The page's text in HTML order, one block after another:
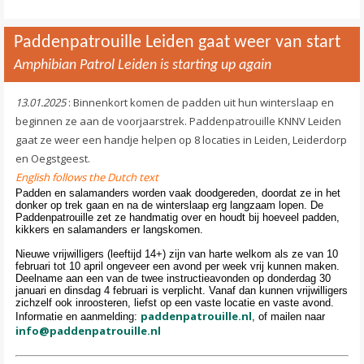
Paddenpatrouille Leiden gaat weer van start
Amphibian Patrol Leiden is starting up again
13.01.2025: Binnenkort komen de padden uit hun winterslaap en
beginnen ze aan de voorjaarstrek. Paddenpatrouille KNNV Leiden
gaat ze weer een handje helpen op 8 locaties in Leiden, Leiderdorp
en Oegstgeest.
English follows the Dutch text
Padden en salamanders worden vaak doodgereden, doordat ze in het
donker op trek gaan en na de winterslaap erg langzaam lopen. De
Paddenpatrouille zet ze handmatig over en houdt bij hoeveel padden,
kikkers en salamanders er langskomen.
Nieuwe vrijwilligers (leeftijd 14+) zijn van harte welkom als ze van 10
februari tot 10 april ongeveer een avond per week vrij kunnen maken.
Deelname aan een van de twee instructieavonden op donderdag 30
januari en dinsdag 4 februari is verplicht. Vanaf dan kunnen vrijwilligers
zichzelf ook inroosteren, liefst op een vaste locatie en vaste avond.
Informatie en aanmelding: paddenpatrouille.nl , of mailen naar
info@paddenpatrouille.nl